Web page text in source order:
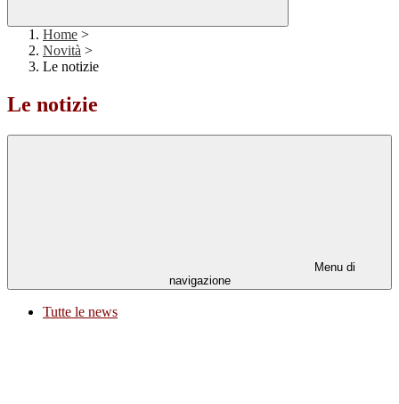
Home >
Novità >
Le notizie
Le notizie
Menu di
navigazione
Tutte le news